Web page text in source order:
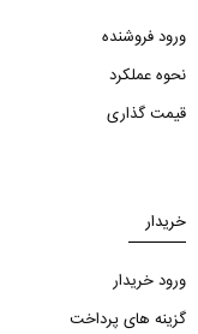
ورود فروشنده
نحوه عملکرد
قیمت گذاری
خریدار
ورود خریدار
گزینه های پرداخت